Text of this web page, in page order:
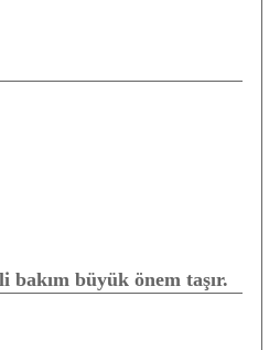
büyük önem taşır.